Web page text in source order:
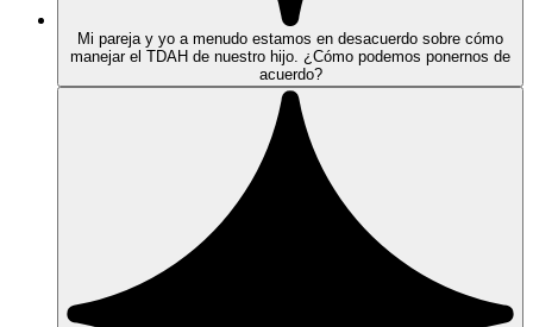
Mi pareja y yo a menudo estamos en desacuerdo sobre cómo
manejar el TDAH de nuestro hijo. ¿Cómo podemos ponernos de
acuerdo?